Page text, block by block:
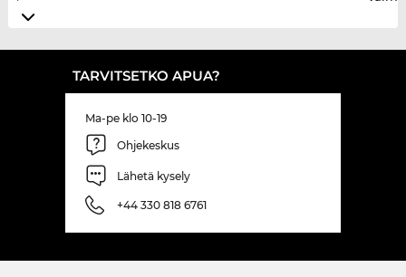
TARVITSETKO APUA?
Ma-pe klo 10-19
Ohjekeskus
Lähetä kysely
+44 330 818 6761